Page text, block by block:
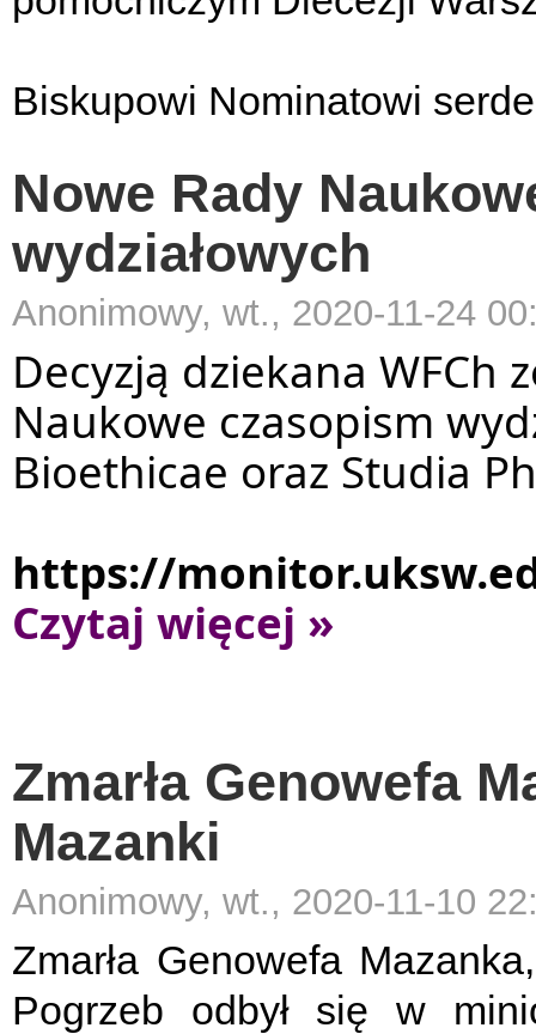
Biskupowi Nominatowi
Nowe Rady
wydziałowych
Anonimowy, wt., 2020-11-24
Decyzją dziekana WFCh
Naukowe czasopism
Bioethicae oraz Studia
https://
Czytaj więcej »
Zmarła Genowefa
Mazanki
Anonimowy, wt., 2020-11-10
Zmarła Genowefa
Pogrzeb odbył się w